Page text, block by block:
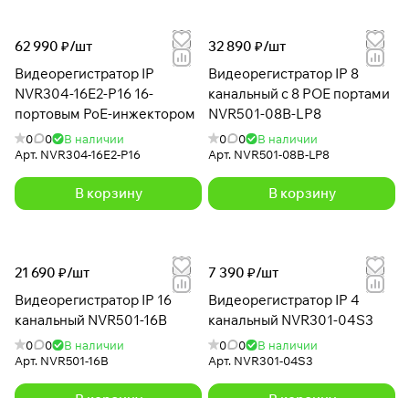
62 990 ₽/шт
Видеорегистратор IP
NVR304-16E2-P16 16-
портовым PoE-инжектором
0 0
В наличии
Арт. NVR304-16E2-P16
В корзину
32 890 ₽/шт
Видеорегистратор IP 8
канальный с 8 POE портами
NVR501-08B-LP8
0 0
В наличии
Арт. NVR501-08B-LP8
В корзину
21 690 ₽/шт
Видеорегистратор IP 16
канальный NVR501-16B
0 0
В наличии
Арт. NVR501-16B
7 390 ₽/шт
Видеорегистратор IP 4
канальный NVR301-04S3
0 0
В наличии
Арт. NVR301-04S3